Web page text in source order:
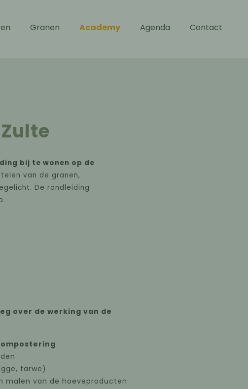
Granen Academy Agenda Contact
bij te wonen op de
van de granen,
De rondleiding
over de werking van de
tarwe)
malen van de hoeveproducten